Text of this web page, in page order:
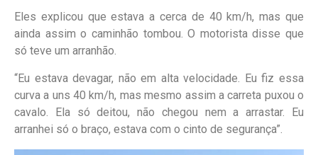
Eles explicou que estava a cerca de 40 km/h, mas que
ainda assim o caminhão tombou. O motorista disse que
só teve um arranhão.
“Eu estava devagar, não em alta velocidade. Eu fiz essa
curva a uns 40 km/h, mas mesmo assim a carreta puxou o
cavalo. Ela só deitou, não chegou nem a arrastar. Eu
arranhei só o braço, estava com o cinto de segurança”.